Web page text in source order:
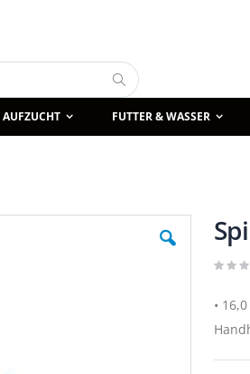
Suche
AUFZUCHT FUTTER & WASSER
•